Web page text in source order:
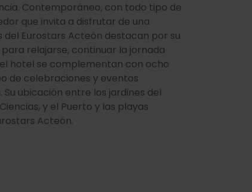
Contemporáneo, con todo tipo de
que invita a disfrutar de una
del Eurostars Acteón destacan por su
relajarse, continuar la jornada
hotel se complementan con ocho
de celebraciones y eventos
ubicación entre los jardines del
y el Puerto y las playas
Acteón.